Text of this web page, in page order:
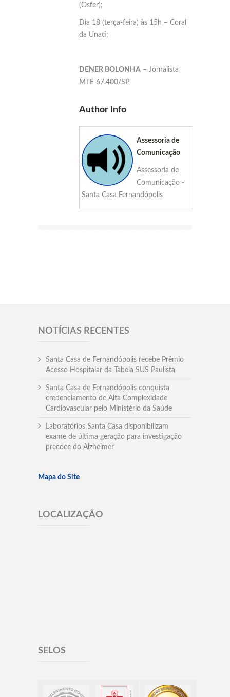
(Osfer);
Dia 18 (terça-feira) às 15h – Coral
da Unati;
DENER BOLONHA – Jornalista
MTE 67.400/SP
Author Info
Assessoria de
Comunicação
Assessoria de
Comunicação -
Santa Casa Fernandópolis
NOTÍCIAS RECENTES
Santa Casa de Fernandópolis recebe Prêmio
Acesso Hospitalar da Tabela SUS Paulista
Santa Casa de Fernandópolis conquista
credenciamento de Alta Complexidade
Cardiovascular pelo Ministério da Saúde
Laboratórios Santa Casa disponibilizam
exame de última geração para investigação
precoce do Alzheimer
Mapa do Site
LOCALIZAÇÃO
SELOS